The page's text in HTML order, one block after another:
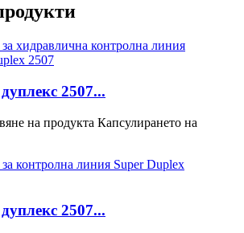
2507...
на продукта Капсулирането на
2507...